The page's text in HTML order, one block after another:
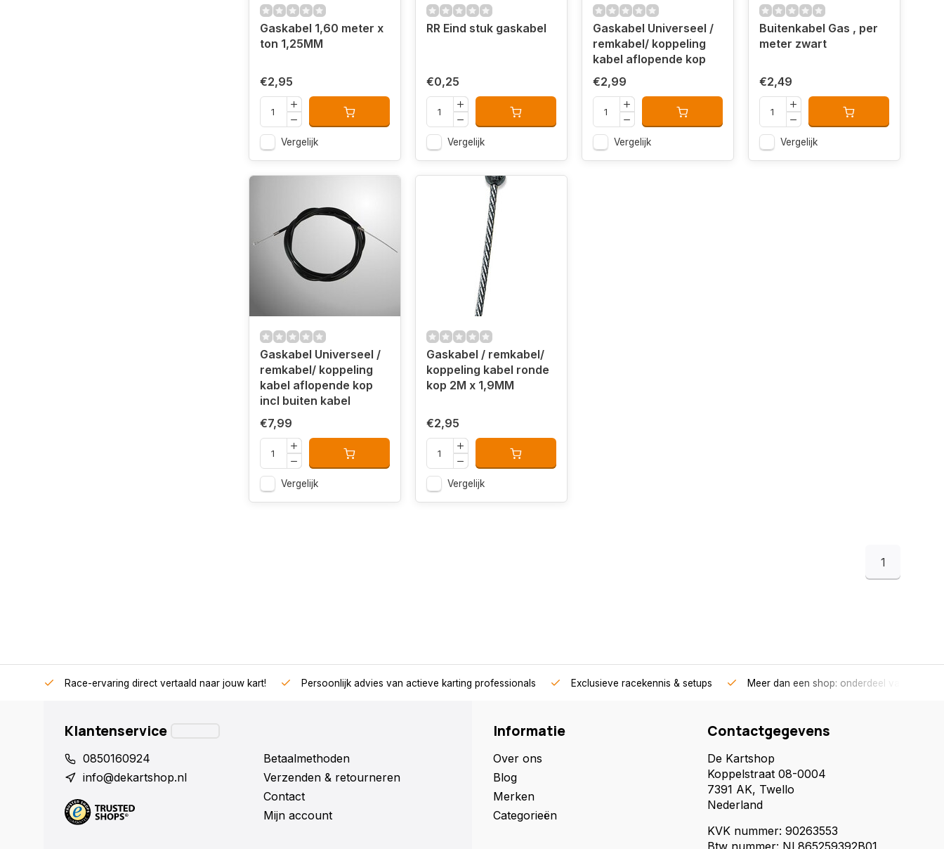
Gaskabel 1,60 meter x
ton 1,25MM
€2,95
Vergelijk
RR Eind stuk gaskabel
€0,25
Vergelijk
Gaskabel Universeel /
remkabel/ koppeling
kabel aflopende kop
€2,99
Vergelijk
Buitenkabel Gas , per
meter zwart
€2,49
Vergelijk
Gaskabel Universeel /
remkabel/ koppeling
kabel aflopende kop
incl buiten kabel
€7,99
Vergelijk
Gaskabel / remkabel/
koppeling kabel ronde
kop 2M x 1,9MM
€2,95
Vergelijk
1
Race-ervaring direct vertaald naar jouw kart! Persoonlijk advies van actieve karting professionals Exclusieve racekennis & setups Meer dan een shop: onderdeel van een
Klantenservice
0850160924
info@dekartshop.nl
Betaalmethoden
Verzenden & retourneren
Contact
Mijn account
Informatie
Over ons
Blog
Merken
Categorieën
Contactgegevens
De Kartshop
Koppelstraat 08-0004
7391 AK, Twello
Nederland
KVK nummer: 90263553
Btw nummer: NL865259392B01